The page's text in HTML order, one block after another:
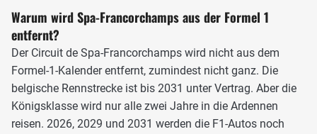
Warum wird Spa-Francorchamps aus der Formel 1
entfernt?
Der Circuit de Spa-Francorchamps wird nicht aus dem
Formel-1-Kalender entfernt, zumindest nicht ganz. Die
belgische Rennstrecke ist bis 2031 unter Vertrag. Aber die
Königsklasse wird nur alle zwei Jahre in die Ardennen
reisen. 2026, 2029 und 2031 werden die F1-Autos noch